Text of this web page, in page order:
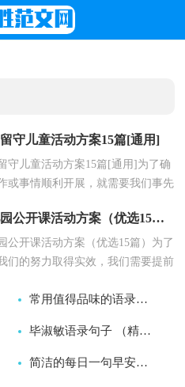
守儿童活动方案15篇[通用]
守儿童活动方案15篇[通用]为了确
或事情顺利开展，就需要我们事先
性及互动性...
幼儿园公开课活动方案（优选15篇）
公开课活动方案（优选15篇）为了
们的努力取得实效，我们需要提前
划。那么你有了...
常用值得品味的语录集锦94条
2026-08-08
毕淑敏语录句子 （精选30句）
2026-08-08
简洁的每日一句早安心语语录28条